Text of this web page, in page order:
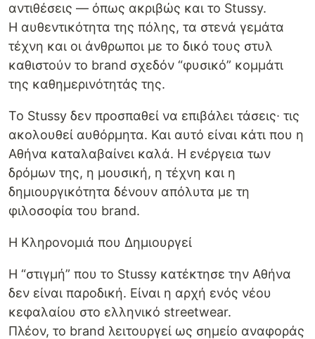
αντιθέσεις — όπως ακριβώς και το Stussy.
Η αυθεντικότητα της πόλης, τα στενά γεμάτα
τέχνη και οι άνθρωποι με το δικό τους στυλ
καθιστούν το brand σχεδόν “φυσικό” κομμάτι
της καθημερινότητάς της.
Το Stussy δεν προσπαθεί να επιβάλει τάσεις∙ τις
ακολουθεί αυθόρμητα. Και αυτό είναι κάτι που η
Αθήνα καταλαβαίνει καλά. Η ενέργεια των
δρόμων της, η μουσική, η τέχνη και η
δημιουργικότητα δένουν απόλυτα με τη
φιλοσοφία του brand.
Η Κληρονομιά που Δημιουργεί
Η “στιγμή” που το Stussy κατέκτησε την Αθήνα
δεν είναι παροδική. Είναι η αρχή ενός νέου
κεφαλαίου στο ελληνικό streetwear.
Πλέον, το brand λειτουργεί ως σημείο αναφοράς